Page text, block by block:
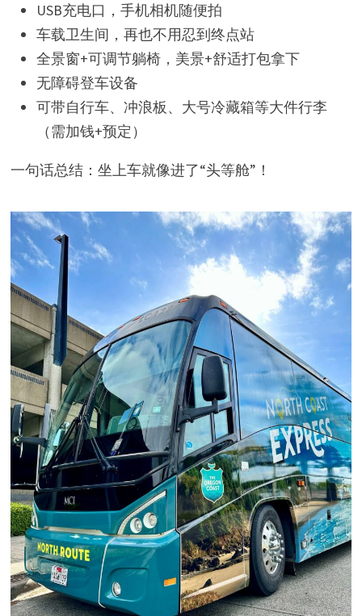
USB充电口，手机相机随便拍
车载卫生间，再也不用忍到终点站
全景窗+可调节躺椅，美景+舒适打包拿下
无障碍登车设备
可带自行车、冲浪板、大号冷藏箱等大件行李
（需加钱+预定）
一句话总结：坐上车就像进了“头等舱”！